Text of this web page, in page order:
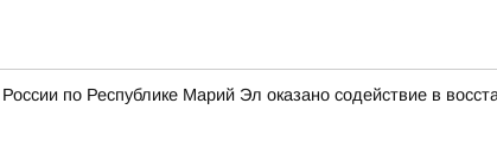
по Республике Марий Эл оказано содействие в